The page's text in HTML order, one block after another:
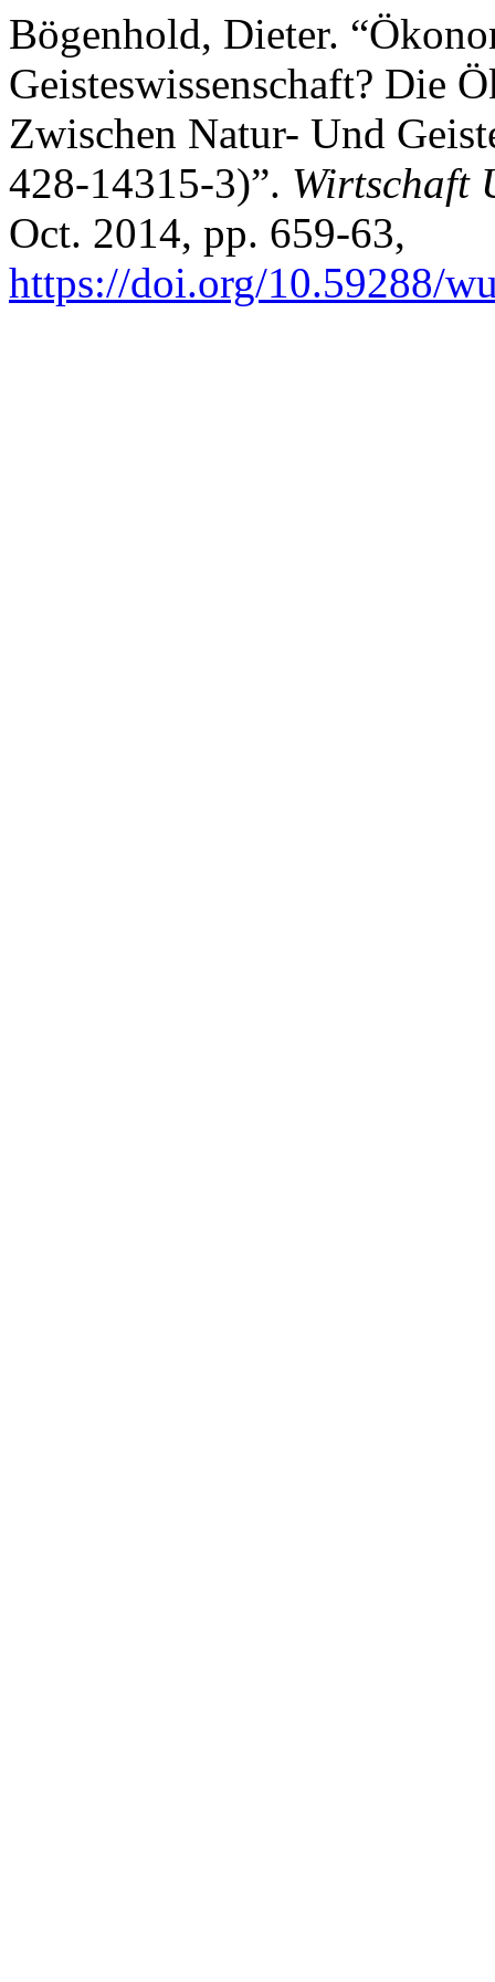
Bögenhold, Dieter.
Geisteswissenschaft? Die
Zwischen Natur- Und
428-14315-3)”. Wirtschaft
Oct. 2014, pp. 659-63,
https://doi.org/10.59288/